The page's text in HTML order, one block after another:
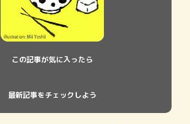
この記事が気に入ったら
最新記事をチェックしよう